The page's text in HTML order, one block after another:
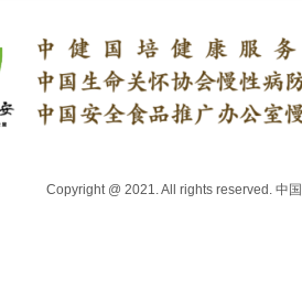
Copyright @ 2021. All rights reserved.